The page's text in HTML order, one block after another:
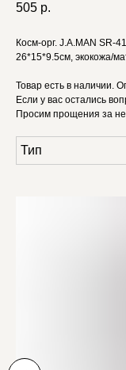
505 р.
Косм-орг. J.A.MAN SR-
26*15*9.5см, экокожа/
Товар есть в наличии.
Если у вас остались
Просим прощения за
Тип